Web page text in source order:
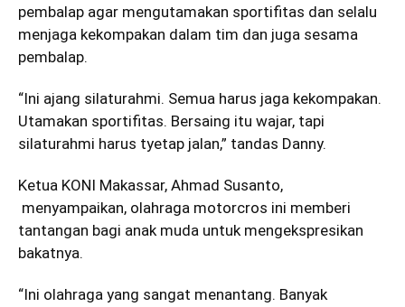
pembalap agar mengutamakan sportifitas dan selalu
menjaga kekompakan dalam tim dan juga sesama
pembalap.
“Ini ajang silaturahmi. Semua harus jaga kekompakan.
Utamakan sportifitas. Bersaing itu wajar, tapi
silaturahmi harus tyetap jalan,” tandas Danny.
Ketua KONI Makassar, Ahmad Susanto,
menyampaikan, olahraga motorcros ini memberi
tantangan bagi anak muda untuk mengekspresikan
bakatnya.
“Ini olahraga yang sangat menantang. Banyak